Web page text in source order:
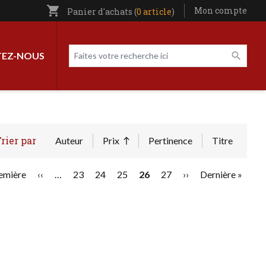
shopping_cart Panier d'achats (0 article) Utilisateur entête
Mon compte
NOUS Faites votre recherche ici
Livres par page
par Auteur PrixTrier par ordre décroissant
Pertinence Titre
pagePage précédente
‹‹ … Page
23 Page
24 Page
25 Page courante
26 Page
27 Page suivante
›› Dernière page
Dernière »